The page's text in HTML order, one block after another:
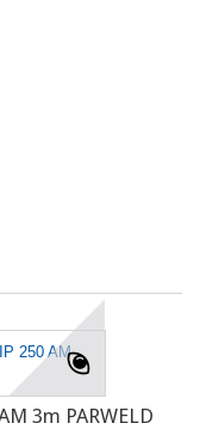
3m PARWELD